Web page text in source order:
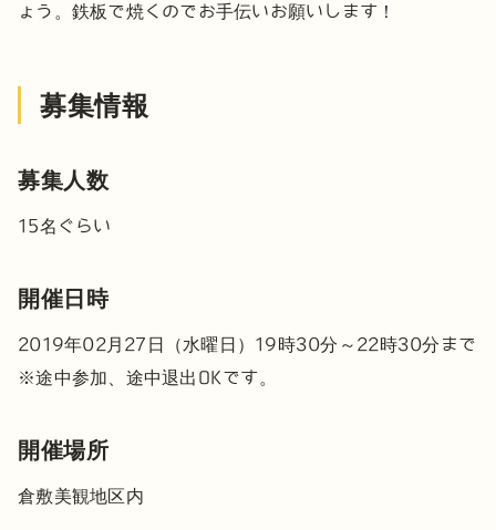
ょう。 鉄板で焼くのでお手伝いお願いします！
募集情報
募集人数
15名ぐらい
開催日時
2019年02月27日（水曜日）19時30分～22時30分まで
※途中参加、途中退出OKです。
開催場所
倉敷美観地区内